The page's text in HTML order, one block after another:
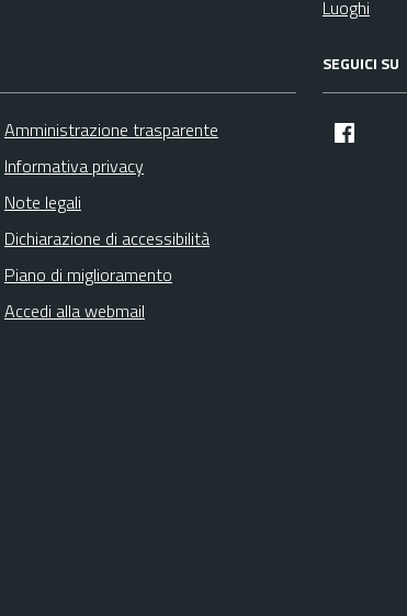
Luoghi
Amministrazione trasparente
Informativa privacy
Note legali
Dichiarazione di accessibilità
Piano di miglioramento
Accedi alla webmail
SEGUICI SU